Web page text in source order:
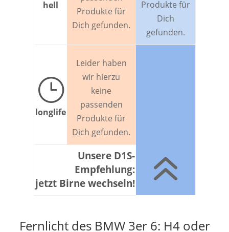
hell
Produkte für
Dich gefunden.
Produkte für
Dich
gefunden.
}
longlife
Leider haben
wir hierzu
keine
passenden
Produkte für
Dich gefunden.
Unsere D1S-
Empfehlung:
jetzt Birne wechseln!
6
Fernlicht des BMW 3er 6: H4 oder